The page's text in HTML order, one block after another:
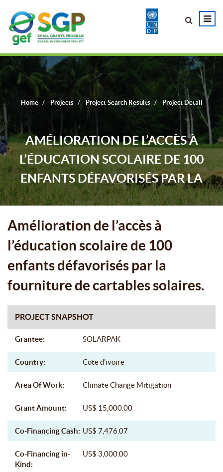
Home Projects Project Search Results Project Detail
AMÉLIORATION DE L’ACCÈS À
L’ÉDUCATION SCOLAIRE DE 100
ENFANTS DÉFAVORISÉS PAR LA
FOURNITURE DE CARTABLES
Amélioration de l’accès à
l’éducation scolaire de 100
enfants défavorisés par la
fourniture de cartables solaires.
PROJECT SNAPSHOT
Grantee: SOLARPAK
Country: Cote d'ivoire
Area Of Work: Climate Change Mitigation
Grant Amount: US$ 15,000.00
Co-Financing Cash: US$ 7,476.07
Co-Financing in-
Kind:
US$ 3,000.00